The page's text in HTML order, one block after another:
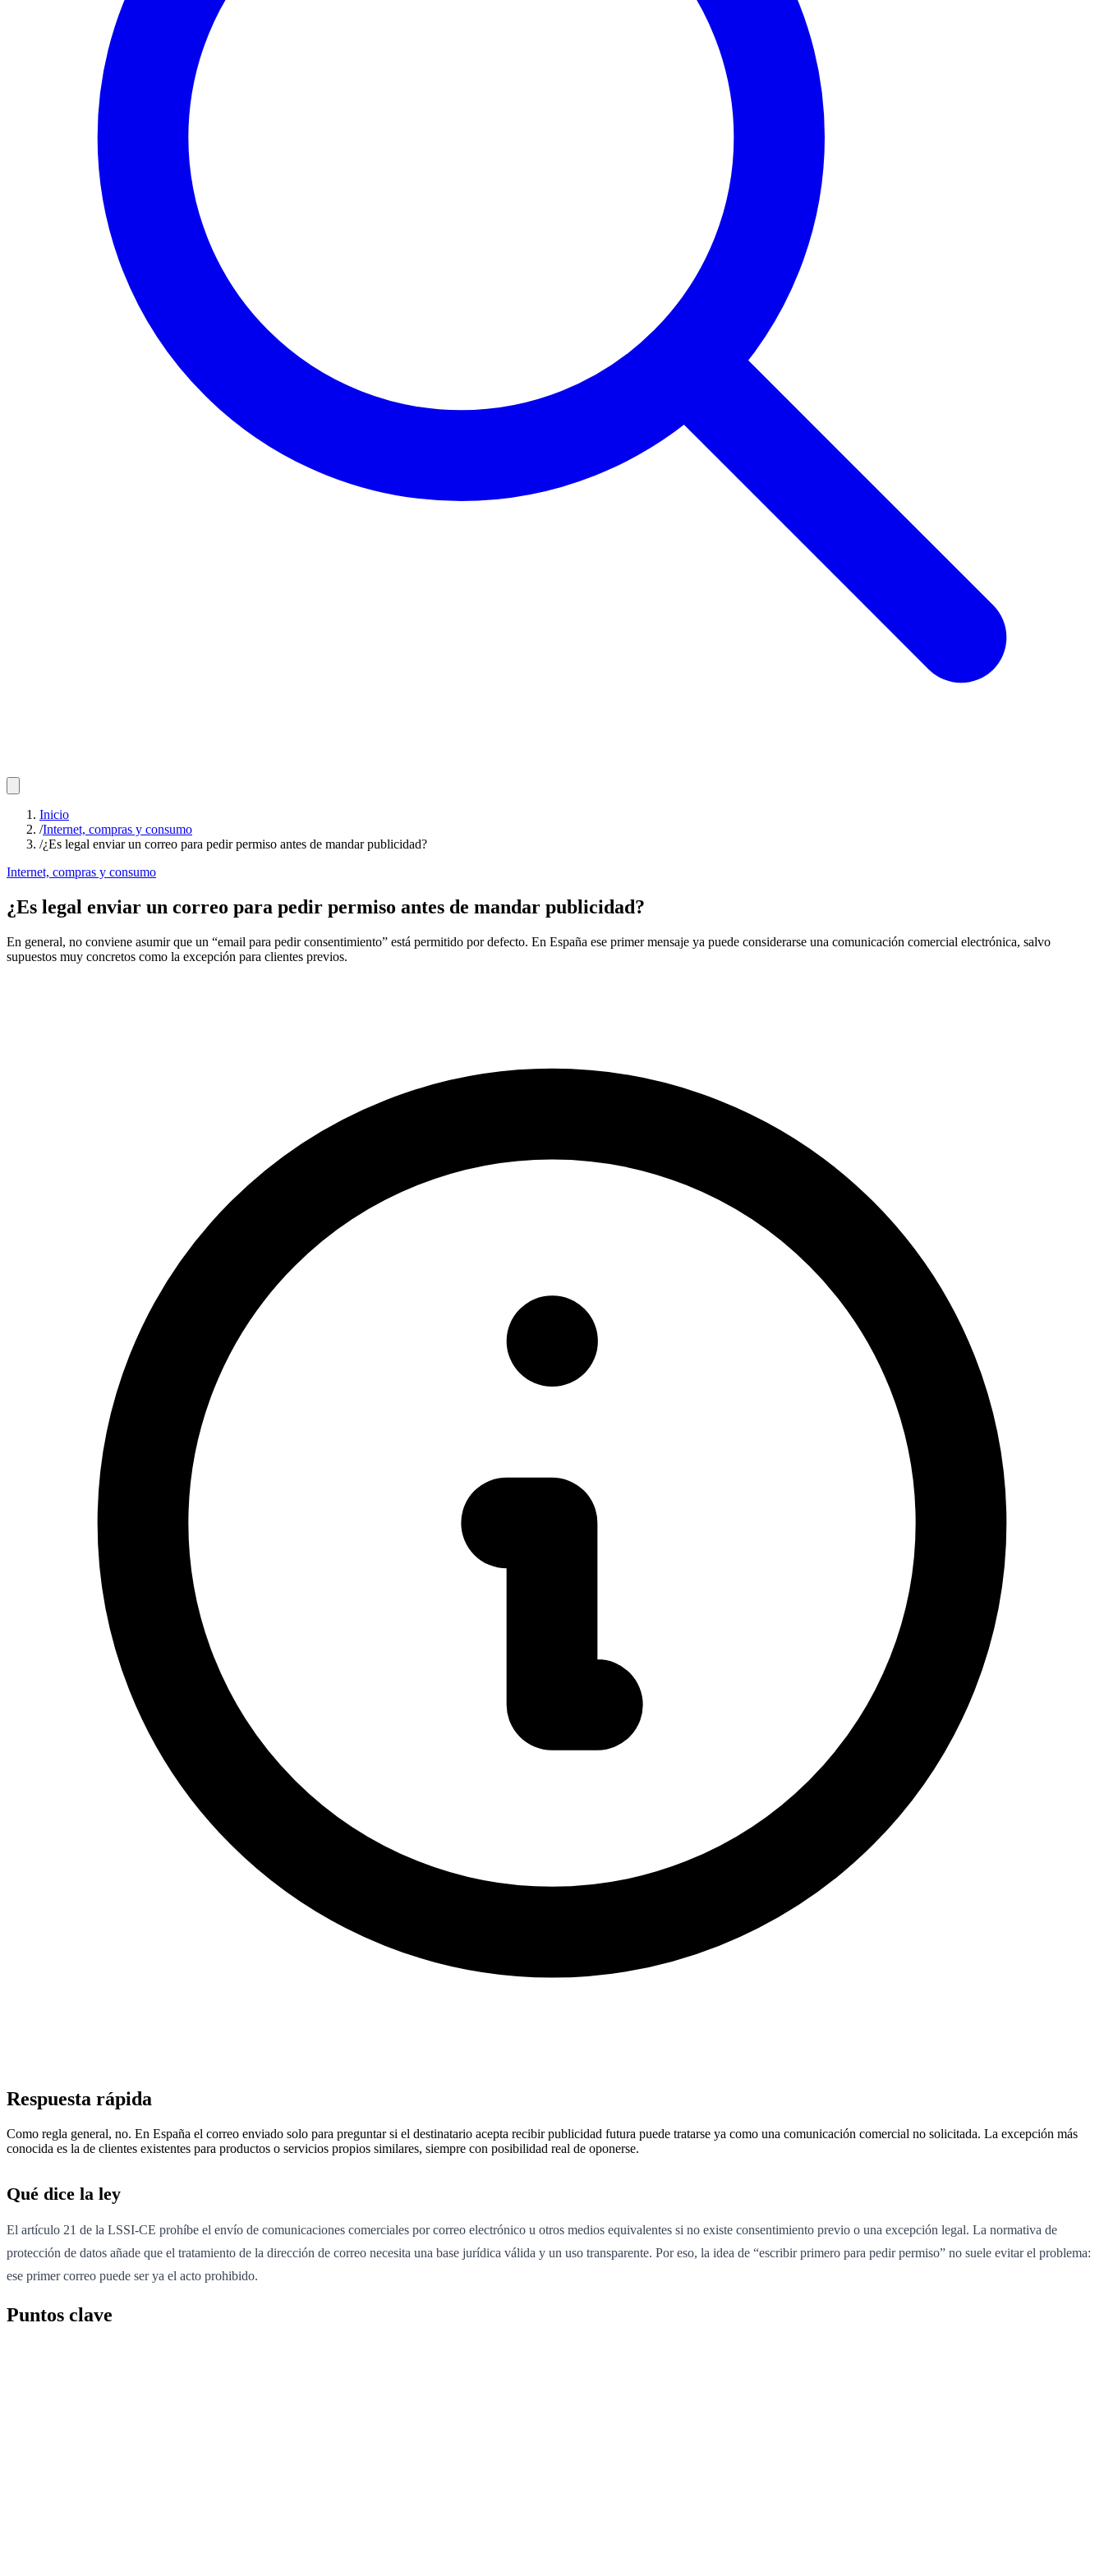
Inicio
/Internet, compras y consumo
/¿Es legal enviar un correo para pedir permiso antes de mandar publicidad?
Internet, compras y consumo
¿Es legal enviar un correo para pedir permiso antes de mandar publicidad?
En general, no conviene asumir que un “email para pedir consentimiento” está permitido por defecto. En España ese primer mensaje ya puede considerarse una comunicación comercial electrónica, salvo
supuestos muy concretos como la excepción para clientes previos.
Respuesta rápida
Como regla general, no. En España el correo enviado solo para preguntar si el destinatario acepta recibir publicidad futura puede tratarse ya como una comunicación comercial no solicitada. La excepción más
conocida es la de clientes existentes para productos o servicios propios similares, siempre con posibilidad real de oponerse.
Qué dice la ley
El artículo 21 de la LSSI-CE prohíbe el envío de comunicaciones comerciales por correo electrónico u otros medios equivalentes si no existe consentimiento previo o una excepción legal. La normativa de
protección de datos añade que el tratamiento de la dirección de correo necesita una base jurídica válida y un uso transparente. Por eso, la idea de “escribir primero para pedir permiso” no suele evitar el problema:
ese primer correo puede ser ya el acto prohibido.
Puntos clave